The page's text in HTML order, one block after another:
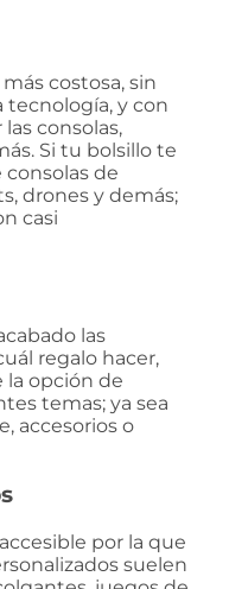
costosa, sin
tecnología, y con
consolas,
Si tu bolsillo te
de
drones y demás;
casi
las
regalo hacer,
la opción de
temas; ya sea
accesorios o
por la que
suelen